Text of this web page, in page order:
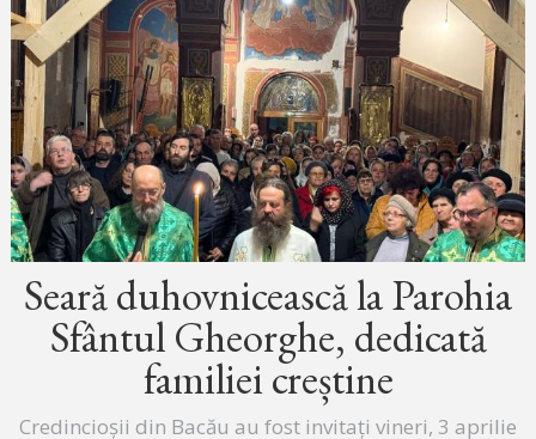
Seară duhovnicească la Parohia
Sfântul Gheorghe, dedicată
familiei creștine
Credincioșii din Bacău au fost invitați vineri, 3 aprilie